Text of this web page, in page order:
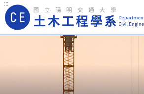
:::
Main Navigation